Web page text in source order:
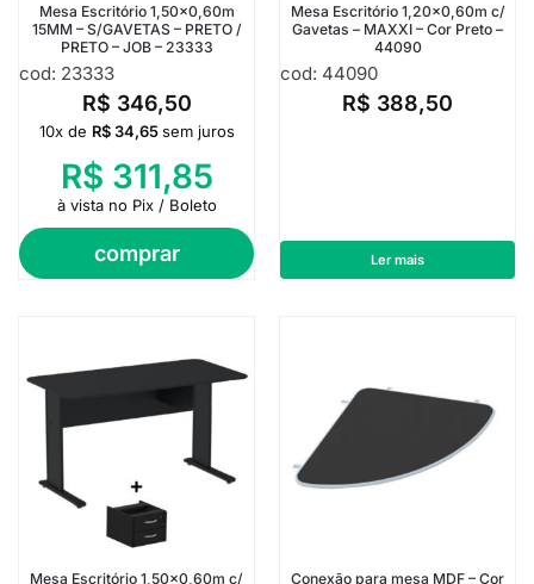
Mesa Escritório 1,50×0,60m
15MM – S/GAVETAS – PRETO /
PRETO – JOB – 23333
cod: 23333
R$ 346,50
comprar
10x de R$34,65 sem juros
R$ 311,85
à vista no Pix / Boleto
Mesa Escritório 1,20×0,60m c/
Gavetas – MAXXI – Cor Preto –
44090
cod: 44090
R$ 388,50
Ler mais
Mesa Escritório 1,50×0,60m c/
Conexão para mesa MDF – Cor